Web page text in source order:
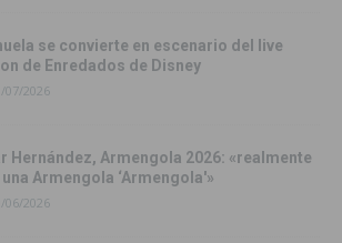
se convierte en escenario del live
de Enredados de Disney
07/2026
Hernández, Armengola 2026: «realmente
Armengola ‘Armengola'»
06/2026